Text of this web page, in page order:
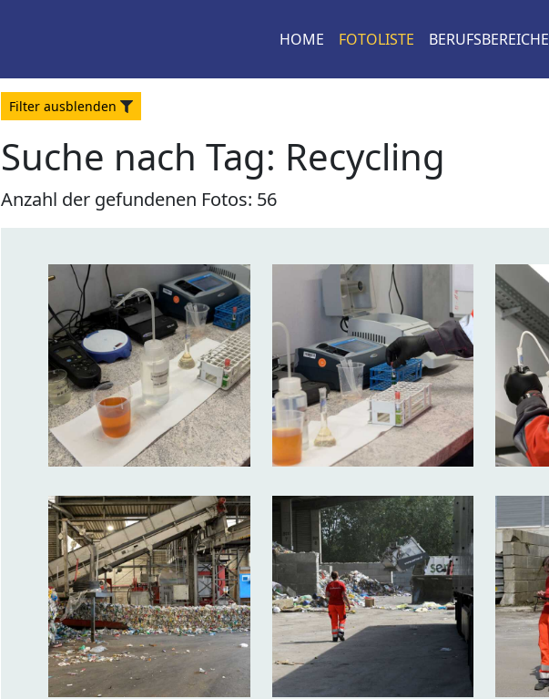
HOME FOTOLISTE BERUFSBEREICHE
Filter ausblenden
Suche nach Tag: Recycling
Anzahl der gefundenen Fotos: 56